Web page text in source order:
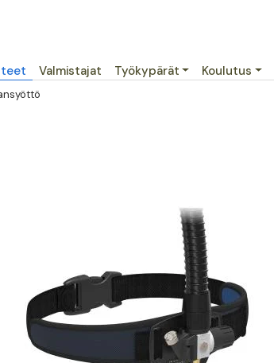
Valmistajat Työkypärät Koulutus